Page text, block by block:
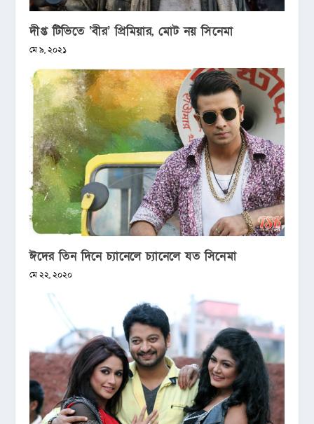
দীপ্ত টিভিতে ‘বীর’ প্রিমিয়ার, মোট নয় সিনেমা
মে ৯, ২০২১
ঈদের তিন দিনে চ্যানেলে চ্যানেলে যত সিনেমা
মে ২২, ২০২০